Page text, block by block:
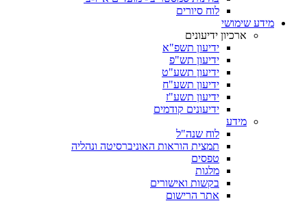
לוח סיורים
מידע שימושי
ארכיון ידיעונים
ידיעון תשפ"א
ידיעון תש"פ
ידיעון תשע"ט
ידיעון תשע"ח
ידיעון תשע"ז
ידיעונים קודמים
מידע
לוח שנה"ל
תמצית הוראות האוניברסיטה ונהליה
טפסים
מלגות
בקשות ואישורים
אתר הרישום